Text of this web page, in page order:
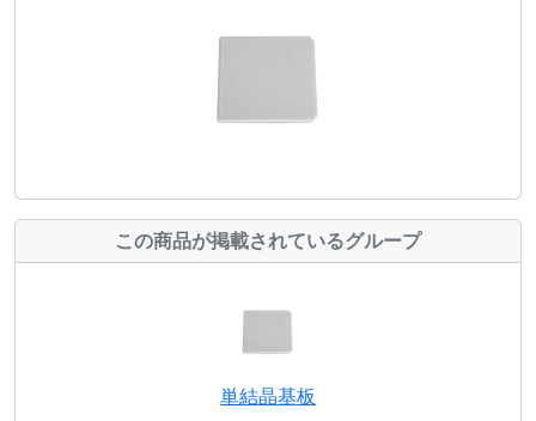
この商品が掲載されているグループ
単結晶基板